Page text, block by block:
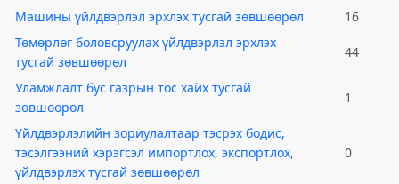
Машины үйлдвэрлэл эрхлэх тусгай зөвшөөрөл
16
Төмөрлөг боловсруулах үйлдвэрлэл эрхлэх
тусгай зөвшөөрөл
44
Уламжлалт бус газрын тос хайх тусгай
зөвшөөрөл
1
Үйлдвэрлэлийн зориулалтаар тэсрэх бодис,
тэсэлгээний хэрэгсэл импортлох, экспортлох,
үйлдвэрлэх тусгай зөвшөөрөл
0